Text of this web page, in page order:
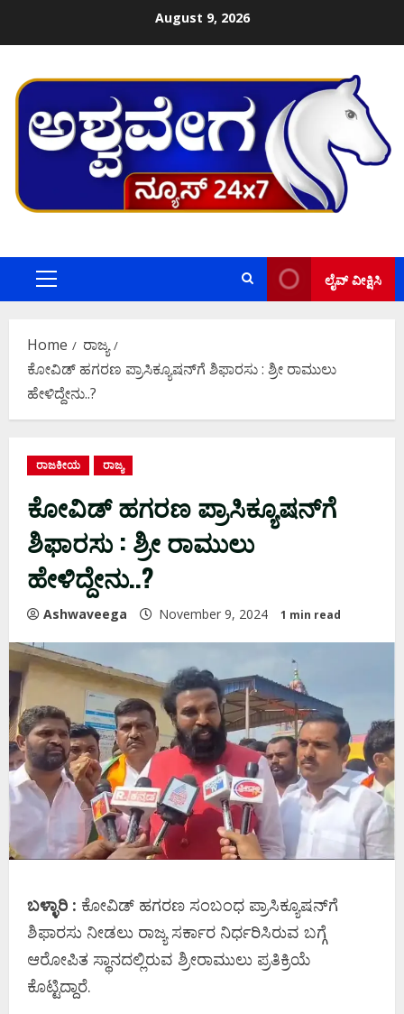
August 9, 2026
Primary
ಲೈವ್ ವೀಕ್ಷಿಸಿ
Home
ರಾಜ್ಯ
ಕೋವಿಡ್ ಹಗರಣ ಪ್ರಾಸಿಕ್ಯೂಷನ್​ಗೆ ಶಿಫಾರಸು : ಶ್ರೀ ರಾಮುಲು
ಹೇಳಿದ್ದೇನು..?
ರಾಜಕೀಯ ರಾಜ್ಯ
ಕೋವಿಡ್ ಹಗರಣ ಪ್ರಾಸಿಕ್ಯೂಷನ್​ಗೆ
ಶಿಫಾರಸು : ಶ್ರೀ ರಾಮುಲು
ಹೇಳಿದ್ದೇನು..?
Ashwaveega November 9, 2024 1 min read
ಬಳ್ಳಾರಿ : ಕೋವಿಡ್ ಹಗರಣ ಸಂಬಂಧ ಪ್ರಾಸಿಕ್ಯೂಷನ್​ಗೆ
ಶಿಫಾರಸು ನೀಡಲು ರಾಜ್ಯ ಸರ್ಕಾರ ನಿರ್ಧರಿಸಿರುವ ಬಗ್ಗೆ
ಆರೋಪಿತ ಸ್ಥಾನದಲ್ಲಿರುವ ಶ್ರೀರಾಮುಲು ಪ್ರತಿಕ್ರಿಯೆ
ಕೊಟ್ಟಿದ್ದಾರೆ.